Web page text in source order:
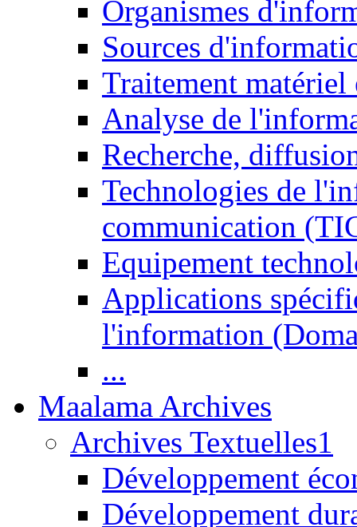
Organismes
Sources
Traitement matériel
Analyse de
Recherche,
Technologies de
communication
Equipement
Applications
l'information
...
Maalama Archives
Archives Textuelles1
Développement
Développement